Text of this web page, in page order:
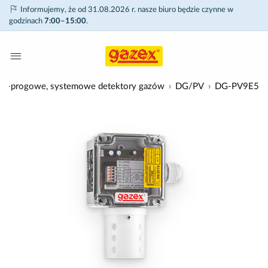
Informujemy, że od 31.08.2026 r. nasze biuro będzie czynne w
godzinach 7:00–15:00.
progowe, systemowe detektory gazów DG/PV DG-PV9E5